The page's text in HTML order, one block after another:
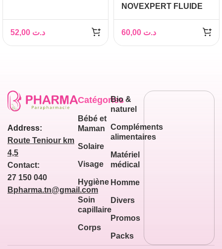
د.ت
NOVEXPERT FLUIDE
BIOTIQUE 30ML
د.ت
Address:
Route Teniour km
4,5
Contact:
27 150 040
Bpharma.tn@gmail.com
Catégories
Bébé et
Maman
Solaire
Visage
Hygiène
Soin
capillaire
Corps
Bio &
naturel
Compléments
alimentaires
Matériel
médical
Homme
Divers
Promos
Packs